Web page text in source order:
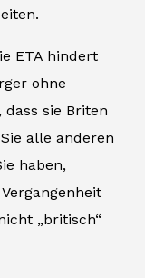
ETA hindert
ohne
dass sie Briten
alle anderen
haben,
„britisch“